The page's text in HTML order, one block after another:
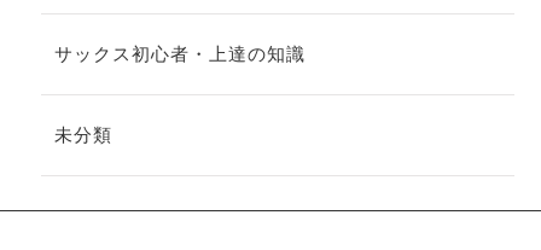
サックス初心者・上達の知識
未分類